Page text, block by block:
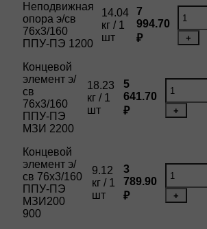
Неподвижная
опора э/св
76х3/160
ППУ-ПЭ 1200
14.04
кг / 1
шт
7
994.70
₽
+
Концевой
элемент э/
св
76х3/160
ППУ-ПЭ
МЗИ 2200
18.23
кг / 1
шт
5
641.70
₽
+
Концевой
элемент э/
св 76х3/160
ППУ-ПЭ
МЗИ200
900
9.12
кг / 1
шт
3
789.90
₽
+